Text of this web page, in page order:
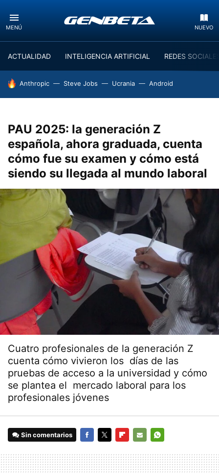
MENÚ NUEVO
ACTUALIDAD INTELIGENCIA ARTIFICIAL REDES
HOY SE HABLA DE
Anthropic Steve Jobs Ucrania Android
PAU 2025: la generación Z
española, ahora graduada, cuenta
cómo fue su examen y cómo está
siendo su llegada al mundo laboral
Cuatro profesionales de la generación Z
cuenta cómo vivieron los días de las
pruebas de acceso a la universidad y cómo
se plantea el mercado laboral para los
profesionales jóvenes
Sin comentarios
MAIL